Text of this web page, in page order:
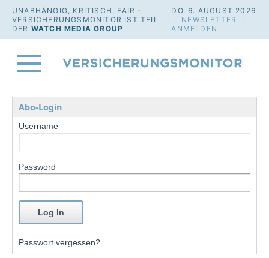
UNABHÄNGIG, KRITISCH, FAIR -
VERSICHERUNGSMONITOR IST TEIL
DER WATCH MEDIA GROUP
DO. 6. AUGUST 2026
· NEWSLETTER
·
ANMELDEN
Abo-Login
Username
Password
Passwort vergessen?